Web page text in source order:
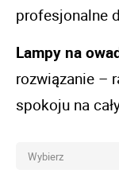
profesjonalne
Lampy na
rozwiązanie –
spokoju na
Wybierz